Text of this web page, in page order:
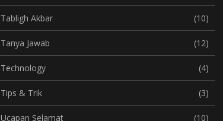
Tabligh Akbar (10)
Tanya Jawab (12)
Technology (4)
Tips & Trik (3)
Ucapan Selamat (10)